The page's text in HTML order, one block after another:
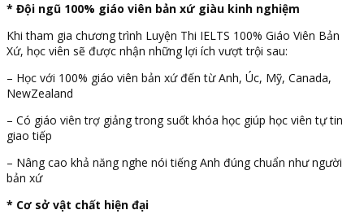
* Đội ngũ 100% giáo viên bản xứ giàu kinh nghiệm
Khi tham gia chương trình Luyện Thi IELTS 100% Giáo Viên Bản
Xứ, học viên sẽ được nhận những lợi ích vượt trội sau:
– Học với 100% giáo viên bản xứ đến từ Anh, Úc, Mỹ, Canada,
NewZealand
– Có giáo viên trợ giảng trong suốt khóa học giúp học viên tự tin
giao tiếp
– Nâng cao khả năng nghe nói tiếng Anh đúng chuẩn như người
bản xứ
* Cơ sở vật chất hiện đại